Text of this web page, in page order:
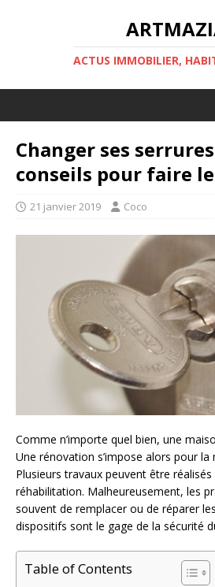
ACTUS IMMOBILIER,
Changer ses
conseils pour faire
21 janvier 2019 Coco
Comme n’importe quel bien, une
Une rénovation s’impose alors pour
Plusieurs travaux peuvent être réalisés
réhabilitation. Malheureusement, les
souvent de remplacer ou de réparer
dispositifs sont le gage de la sécurité
Table of Contents